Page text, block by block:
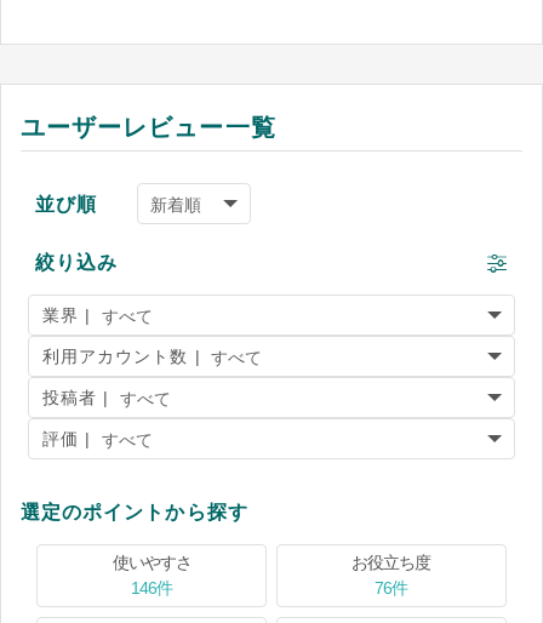
ユーザーレビュー一覧
並び順
絞り込み
業界 |
利用アカウント数 |
投稿者 |
評価 |
選定のポイントから探す
使いやすさ
146件
お役立ち度
76件